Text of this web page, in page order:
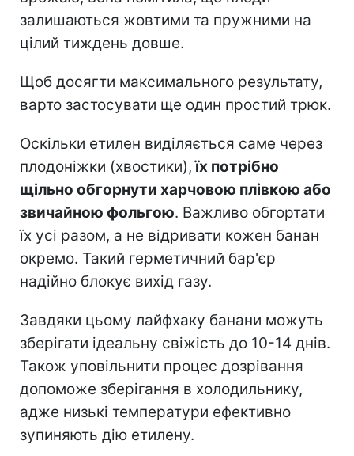
залишаються жовтими та пружними на
цілий тиждень довше.
Щоб досягти максимального результату,
варто застосувати ще один простий трюк.
Оскільки етилен виділяється саме через
плодоніжки (хвостики),їх потрібно
щільно обгорнути харчовою плівкою або
звичайною фольгою. Важливо обгортати
їх усі разом, а не відривати кожен банан
окремо. Такий герметичний бар'єр
надійно блокує вихід газу.
Завдяки цьому лайфхаку банани можуть
зберігати ідеальну свіжість до 10-14 днів.
Також уповільнити процес дозрівання
допоможе зберігання в холодильнику,
адже низькі температури ефективно
зупиняють дію етилену.